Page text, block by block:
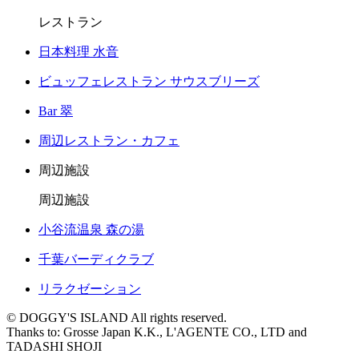
レストラン
日本料理 水音
ビュッフェレストラン サウスブリーズ
Bar 翠
周辺レストラン・カフェ
周辺施設
周辺施設
小谷流温泉 森の湯
千葉バーディクラブ
リラクゼーション
© DOGGY'S ISLAND All rights reserved.
Thanks to: Grosse Japan K.K., L'AGENTE CO., LTD and
TADASHI SHOJI